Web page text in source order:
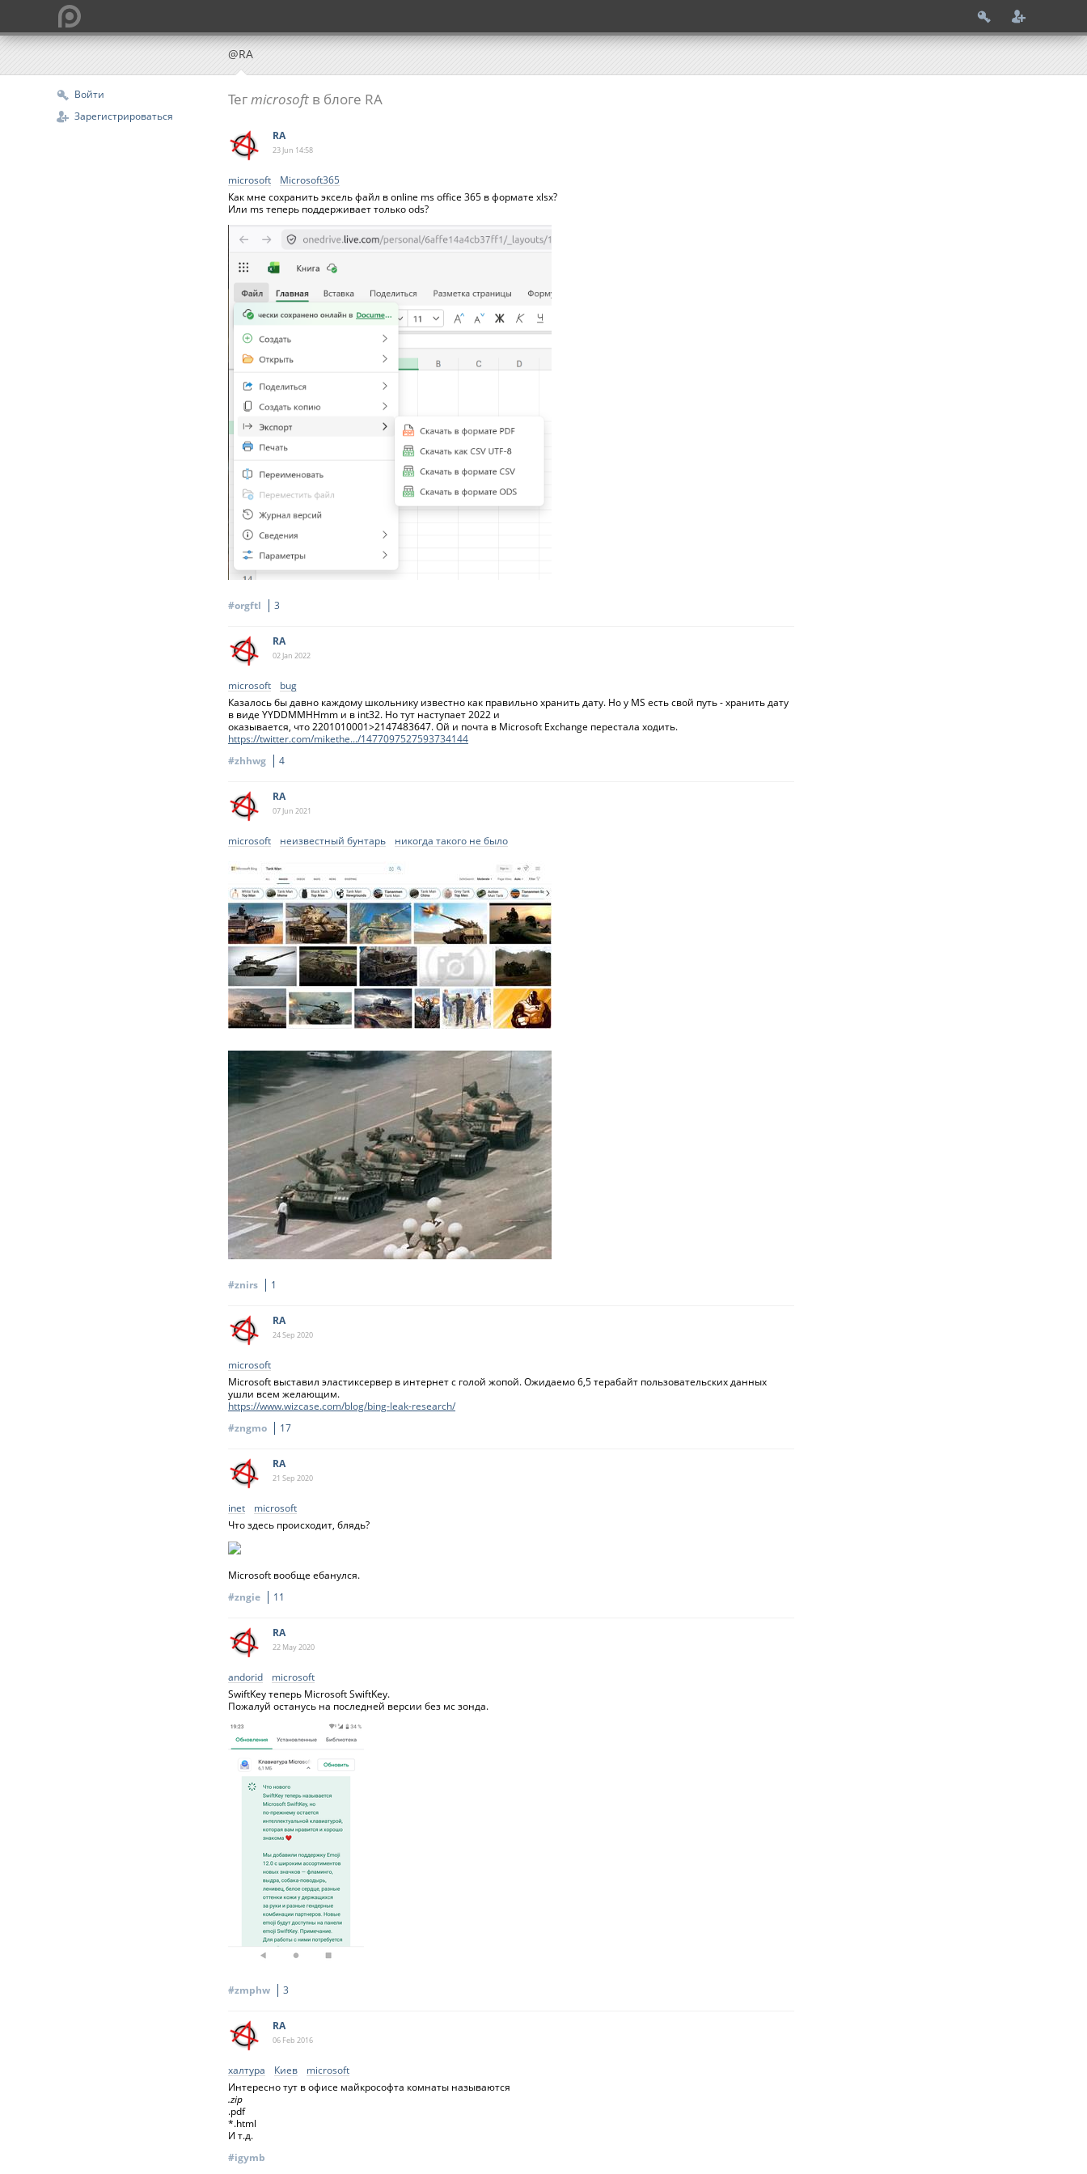
@RA
Войти
Зарегистрироваться
Тегmicrosoft в блоге RA
RA
23 Jun 14:58
microsoft
Microsoft365
Как мне сохранить эксель файл в online ms office 365 в формате xlsx?
Или ms теперь поддерживает только ods?
#orgftl 3
RA
02 Jan 2022
microsoft
bug
Казалось бы давно каждому школьнику известно как правильно хранить дату. Но у MS есть свой путь - хранить дату
в виде YYDDMMHHmm и в int32. Но тут наступает 2022 и
оказывается, что 2201010001>2147483647. Ой и почта в Microsoft Exchange перестала ходить.
https://twitter.com/mikethe.../1477097527593734144
#zhhwg
4
RA
07 Jun 2021
microsoft неизвестный бунтарь никогда такого не было
#znirs 1
RA
24 Sep 2020
microsoft
Microsoft выставил эластиксервер в интернет с голой жопой. Ожидаемо 6,5 терабайт пользовательских данных
ушли всем желающим.
https://www.wizcase.com/blog/bing-leak-research/
#zngmo
17
RA
21 Sep 2020
inet
microsoft
Что здесь происходит, блядь?
Microsoft вообще ебанулся.
#zngie
11
RA
22 May2020
andorid
microsoft
SwiftKey теперь Microsoft SwiftKey.
Пожалуй останусь на последней версии без мс зонда.
#zmphw 3
RA
06 Feb 2016
халтура Киев
microsoft
Интересно тут в офисе майкрософта комнаты называются
.zip
.pdf
*.html
И т.д.
#igymb